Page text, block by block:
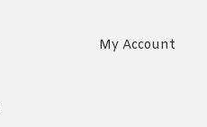
My Account